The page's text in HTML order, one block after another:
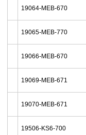
19064-MEB-670
19065-MEB-770
19066-MEB-670
19069-MEB-671
19070-MEB-671
19506-KS6-700